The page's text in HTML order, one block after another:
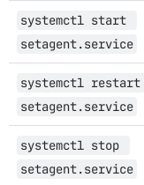
systemctl start
setagent.service
systemctl restart
setagent.service
systemctl stop
setagent.service